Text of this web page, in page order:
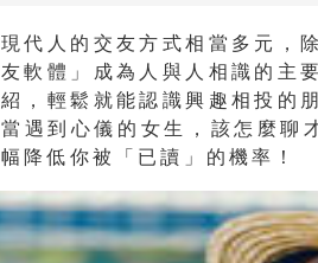
現代人的交友方式相當多元，
友軟體」成為人與人相識的主
紹，輕鬆就能認識興趣相投的
當遇到心儀的女生，該怎麼聊
幅降低你被「已讀」的機率！